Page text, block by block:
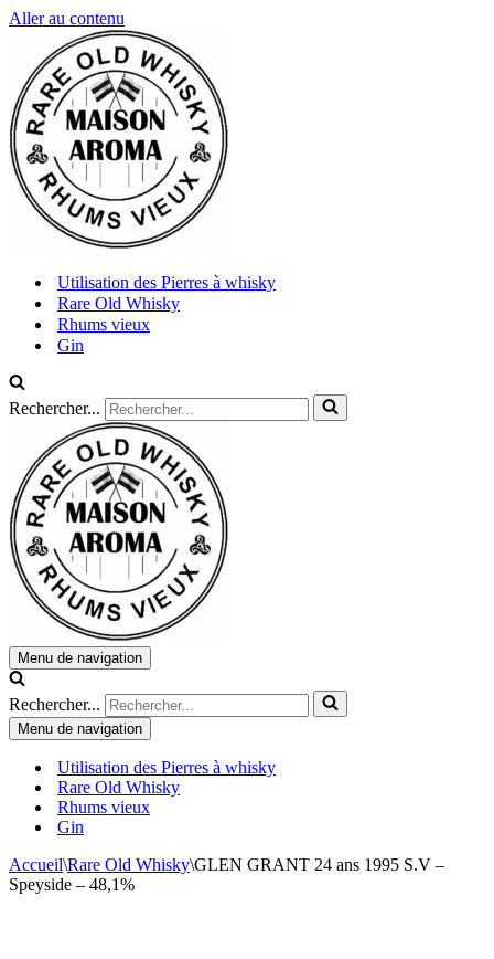
Aller au contenu
Utilisation des Pierres à whisky
Rare Old Whisky
Rhums vieux
Gin
Rechercher...
Menu de navigation
Rechercher...
Menu de navigation
Utilisation des Pierres à whisky
Rare Old Whisky
Rhums vieux
Gin
Accueil\Rare Old Whisky\GLEN GRANT 24 ans 1995 S.V –
Speyside – 48,1%